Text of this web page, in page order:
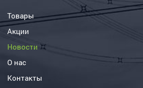
Товары
Акции
Новости
О нас
Контакты